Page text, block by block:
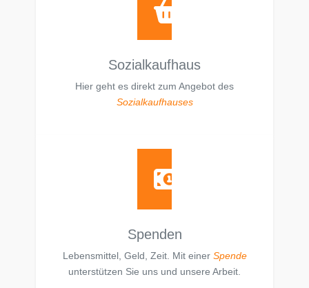
Sozialkaufhaus
Hier geht es direkt zum Angebot des
Sozialkaufhauses
Spenden
Lebensmittel, Geld, Zeit. Mit einer Spende
unterstützen Sie uns und unsere Arbeit.